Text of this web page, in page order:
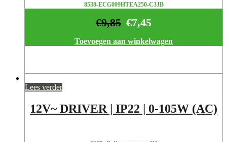
8538-ECG009HTEA250-C3JB
€7,45
€9,85
Toevoegen aan winkelwagen
Lees verder
12V~ DRIVER | IP22 | 0-105W (AC)